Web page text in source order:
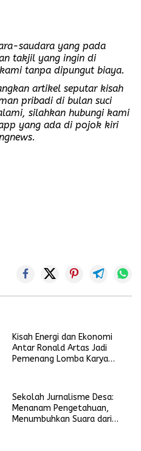
saudara yang pada
takjil yang ingin di
tanpa dipungut biaya.
artikel seputar kisah
pribadi di bulan suci
silahkan hubungi kami
yang ada di pojok kiri
Kisah Energi dan Ekonomi
Antar Ronald Artas Jadi
Pemenang Lomba Karya
Sekolah Jurnalisme Desa:
Menanam Pengetahuan,
Menumbuhkan Suara dari